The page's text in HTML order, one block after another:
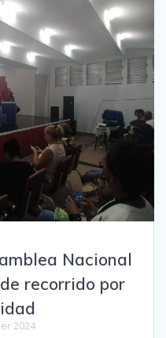
Nacional
recorrido por
2024